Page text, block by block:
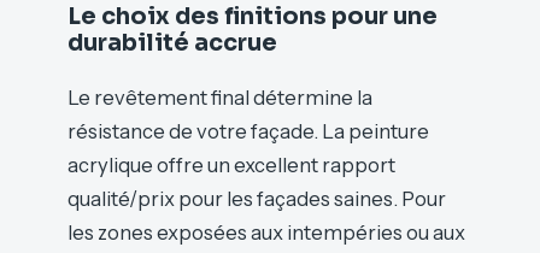
Le choix des finitions pour une
durabilité accrue
Le revêtement final détermine la
résistance de votre façade. La peinture
acrylique offre un excellent rapport
qualité/prix pour les façades saines. Pour
les zones exposées aux intempéries ou aux